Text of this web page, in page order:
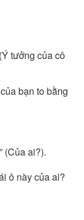
(Ý tưởng của cô
bạn to bằng
(Của ai?).
ô này của ai?